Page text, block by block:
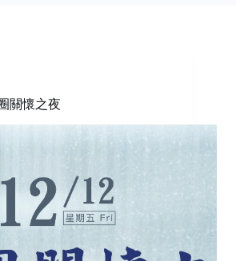
關懷之夜